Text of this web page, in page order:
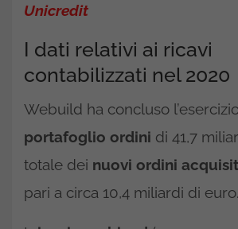
Unicredit
I dati relativi ai ricavi
contabilizzati nel 2020
Webuild ha concluso
portafoglio ordini di 41,7
totale dei nuovi ordini
pari a circa 10,4 miliardi di euro.